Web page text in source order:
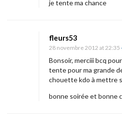
je tente ma chance
fleurs53
28 novembre 2012 at 22:35
Bonsoir, merciii bcq
tente pour ma grande
chouette kdo à mettre
bonne soirée et bonne